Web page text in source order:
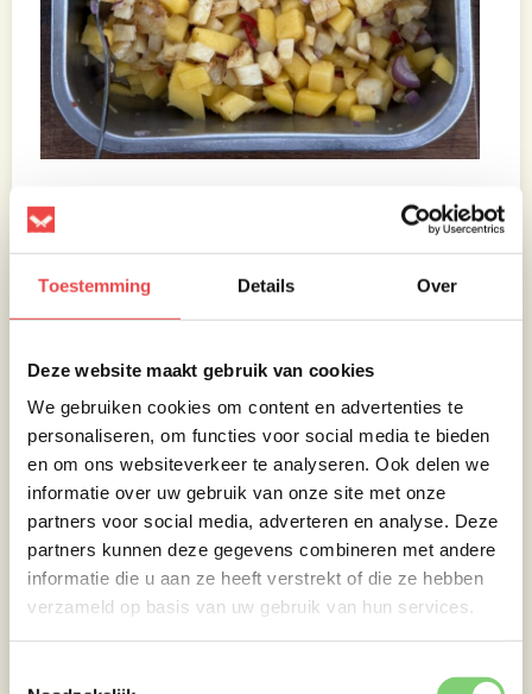
Toestemming Details Over
Deze website maakt gebruik van cookies
We gebruiken cookies om content en advertenties te
personaliseren, om functies voor social media te bieden
en om ons websiteverkeer te analyseren. Ook delen we
informatie over uw gebruik van onze site met onze
partners voor social media, adverteren en analyse. Deze
partners kunnen deze gegevens combineren met andere
informatie die u aan ze heeft verstrekt of die ze hebben
verzameld op basis van uw gebruik van hun services.
Inpakken die handel!
Na drie uur roken is het tijd om de spareribs in
klaar en houd per rib vier stukjes boter
Haal de spareribs van de BBQ en leg ze met
de vleeskant naar beneden op het
aluminiumfolie. Verdeel de blokjes boter over
de botkant en giet er een royale scheut
Traeger Apricot saus overheen. Vouw het folie
vervolgens zo strak mogelijk dicht, zodat alle
smaken goed behouden blijven tijdens het
volgende deel van de bereiding.